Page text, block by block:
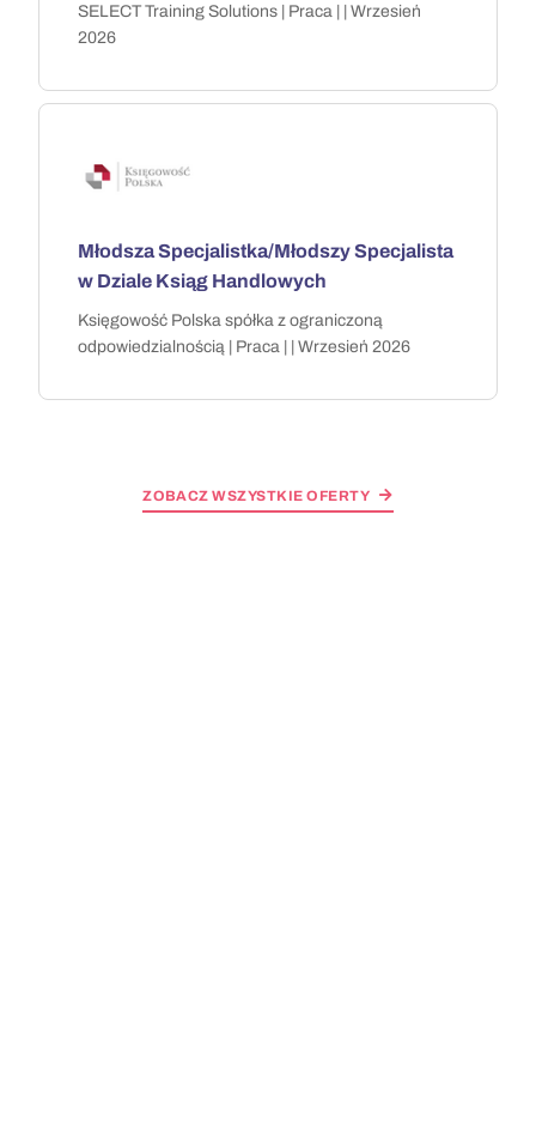
SELECT Training Solutions | Praca | | Wrzesień
2026
Młodsza Specjalistka/Młodszy Specjalista
w Dziale Ksiąg Handlowych
Księgowość Polska spółka z ograniczoną
odpowiedzialnością | Praca | | Wrzesień 2026
ZOBACZ WSZYSTKIE OFERTY